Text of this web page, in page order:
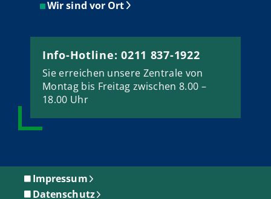
Wir sind vor Ort
Info-Hotline: 0211 837-1922
Sie erreichen unsere Zentrale von
Montag bis Freitag zwischen 8.00 –
18.00 Uhr
Impressum
Datenschutz